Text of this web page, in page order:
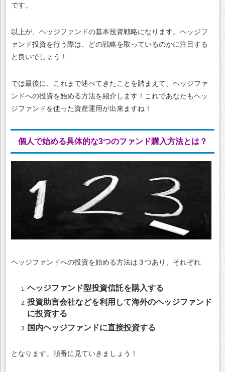
です。
以上が、ヘッジファンドの基本投資戦略になります。ヘッジフ
ァンド投資を行う際は、どの戦略を取っているのかに注目する
と良いでしょう！
では最後に、これまで述べてきたことを踏まえて、ヘッジファ
ンドへの投資を始める方法を紹介します！これであなたもヘッ
ジファンドを使った資産運用が出来ますね！
個人で始める具体的な3つのファンド購入方法とは？
ヘッジファンドへの投資を始める方法は３つあり、それぞれ
ヘッジファンド型投資信託を購入する
投資助言会社などを利用して海外のヘッジファンド
に投資する
国内ヘッジファンドに直接投資する
となります。順番に見ていきましょう！